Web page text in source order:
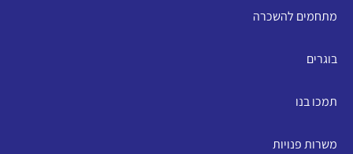
מתחמים להשכרה
בוגרים
תמכו בנו
משרות פנויות